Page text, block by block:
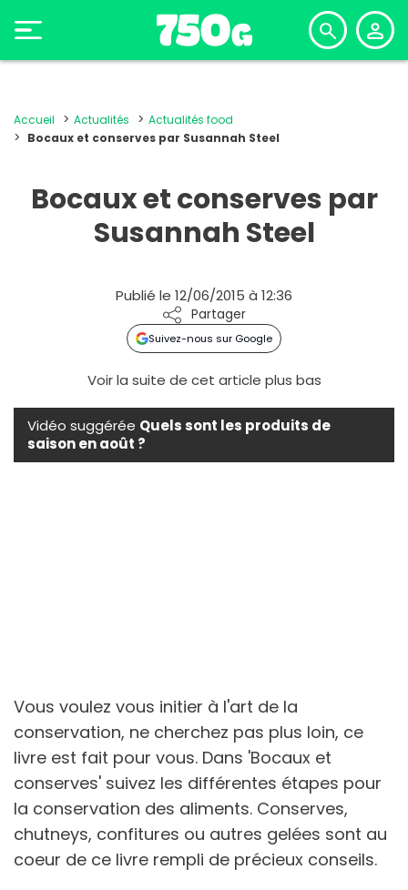
Accueil Actualités
Actualités food
Bocaux et conserves par Susannah Steel
Bocaux et conserves par
Susannah Steel
Publié le 12/06/2015 à 12:36
Partager
Suivez-nous sur Google
Voir la suite de cet article plus bas
Vidéo suggérée Quels sont les produits de
saison en août ?
Vous voulez vous initier à l'art de la
conservation, ne cherchez pas plus loin, ce
livre est fait pour vous. Dans 'Bocaux et
conserves' suivez les différentes étapes pour
la conservation des aliments. Conserves,
chutneys, confitures ou autres gelées sont au
coeur de ce livre rempli de précieux conseils.